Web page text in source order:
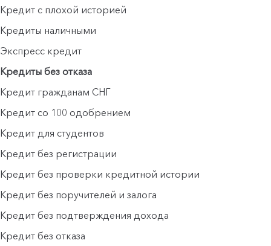
Кредит с плохой историей
Кредиты наличными
Экспресс кредит
Кредиты без отказа
Кредит гражданам СНГ
Кредит со 100 одобрением
Кредит для студентов
Кредит без регистрации
Кредит без проверки кредитной истории
Кредит без поручителей и залога
Кредит без подтверждения дохода
Кредит без отказа